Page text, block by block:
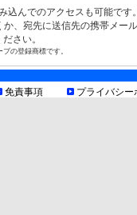
込んでのアクセスも可能です
、宛先に送信先の携帯メー
さい。
の登録商標です。
免責事項 プライバシー